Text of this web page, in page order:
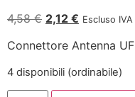
4,58€ 2,12 € Escluso IVA
Connettore Antenna
4 disponibili (ordinabile)